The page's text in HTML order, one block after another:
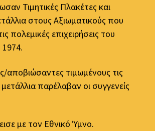
Τιμητικές Πλακέτες και
στους Αξιωματικούς που
πολεμικές επιχειρήσεις του
1974.
αποβιώσαντες τιμωμένους τις
παρέλαβαν οι συγγενείς
με τον Εθνικό Ύμνο.